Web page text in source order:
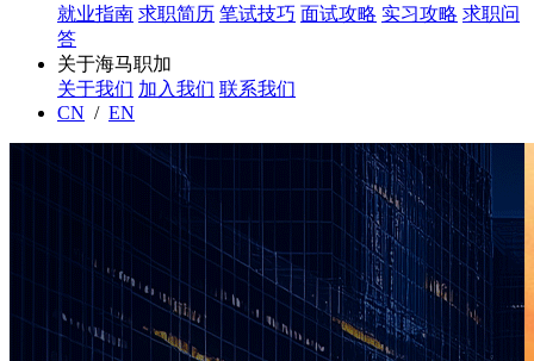
就业指南 求职简历 笔试技巧 面试攻略 实习攻略 求职问
答
关于海马职加
关于我们 加入我们 联系我们
CN / EN